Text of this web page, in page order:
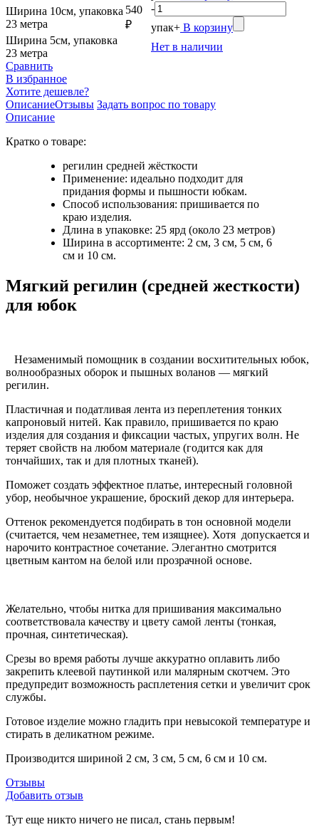
Ширина 10см, упаковка
23 метра
540
₽
-
упак+ В корзину
Ширина 5см, упаковка
23 метра
Нет в наличии
Сравнить
В избранное
Хотите дешевле?
ОписаниеОтзывы Задать вопрос по товару
Описание
Кратко о товаре:
регилин средней жёсткости
Применение: идеально подходит для
придания формы и пышности юбкам.
Способ использования: пришивается по
краю изделия.
Длина в упаковке: 25 ярд (около 23 метров)
Ширина в ассортименте: 2 см, 3 см, 5 см, 6
см и 10 см.
Мягкий регилин (средней жесткости)
для юбок
Незаменимый помощник в создании восхитительных юбок,
волнообразных оборок и пышных воланов — мягкий
регилин.
Пластичная и податливая лента из переплетения тонких
капроновый нитей. Как правило, пришивается по краю
изделия для создания и фиксации частых, упругих волн. Не
теряет свойств на любом материале (годится как для
тончайших, так и для плотных тканей).
Поможет создать эффектное платье, интересный головной
убор, необычное украшение, броский декор для интерьера.
Оттенок рекомендуется подбирать в тон основной модели
(считается, чем незаметнее, тем изящнее). Хотя допускается и
нарочито контрастное сочетание. Элегантно смотрится
цветным кантом на белой или прозрачной основе.
Желательно, чтобы нитка для пришивания максимально
соответствовала качеству и цвету самой ленты (тонкая,
прочная, синтетическая).
Срезы во время работы лучше аккуратно оплавить либо
закрепить клеевой паутинкой или малярным скотчем. Это
предупредит возможность расплетения сетки и увеличит срок
службы.
Готовое изделие можно гладить при невысокой температуре и
стирать в деликатном режиме.
Производится шириной 2 см, 3 см, 5 см, 6 см и 10 см.
Отзывы
Добавить отзыв
Тут еще никто ничего не писал, стань первым!